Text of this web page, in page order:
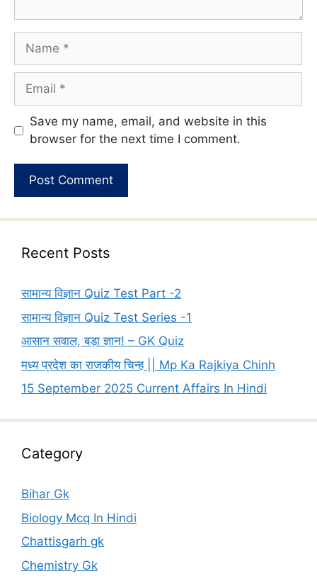
Name
Email
Website
Save my name, email, and website in this
browser for the next time I comment.
Recent Posts
सामान्य विज्ञान Quiz Test Part -2
सामान्य विज्ञान Quiz Test Series -1
आसान सवाल, बड़ा ज्ञान! – GK Quiz
मध्य प्रदेश का राजकीय चिन्ह || Mp Ka Rajkiya Chinh
15 September 2025 Current Affairs In Hindi
Category
Bihar Gk
Biology Mcq In Hindi
Chattisgarh gk
Chemistry Gk